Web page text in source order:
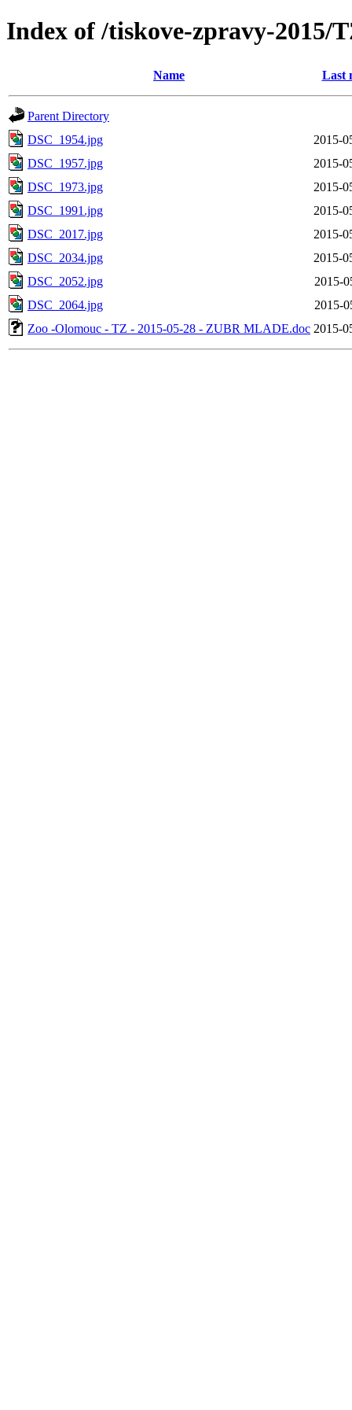
Index of /tiskove-zpravy-2015/
Name Last
Parent Directory
DSC_1954.jpg
2015-
DSC_1957.jpg
2015-
DSC_1973.jpg
2015-
DSC_1991.jpg
2015-
DSC_2017.jpg
2015-
DSC_2034.jpg
2015-
DSC_2052.jpg
2015-
DSC_2064.jpg
2015-
Zoo -Olomouc - TZ - 2015-05-28 - ZUBR MLADE.doc 2015-